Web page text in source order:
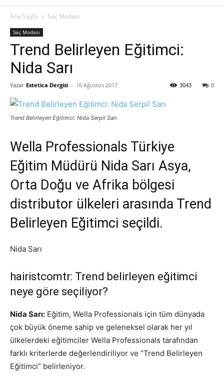
Ana Sayfa Saç Modası
Saç Modası
Trend Belirleyen Eğitimci:
Nida Sarı
Yazar Estetica Dergisi - 16 Ağustos 2017 0
3043
Trend Belirleyen Eğitimci: Nida Serpil Sarı
Wella Professionals Türkiye
Eğitim Müdürü Nida Sarı Asya,
Orta Doğu ve Afrika bölgesi
distributor ülkeleri arasında Trend
Belirleyen Eğitimci seçildi.
Nida Sarı
hairistcomtr: Trend belirleyen eğitimci
neye göre seçiliyor?
Nida Sarı: Eğitim, Wella Professionals için tüm dünyada
çok büyük öneme sahip ve geleneksel olarak her yıl
ülkelerdeki eğitimciler Wella Professionals tarafından
farklı kriterlerde değerlendiriliyor ve “Trend Belirleyen
Eğitimci” belirleniyor.